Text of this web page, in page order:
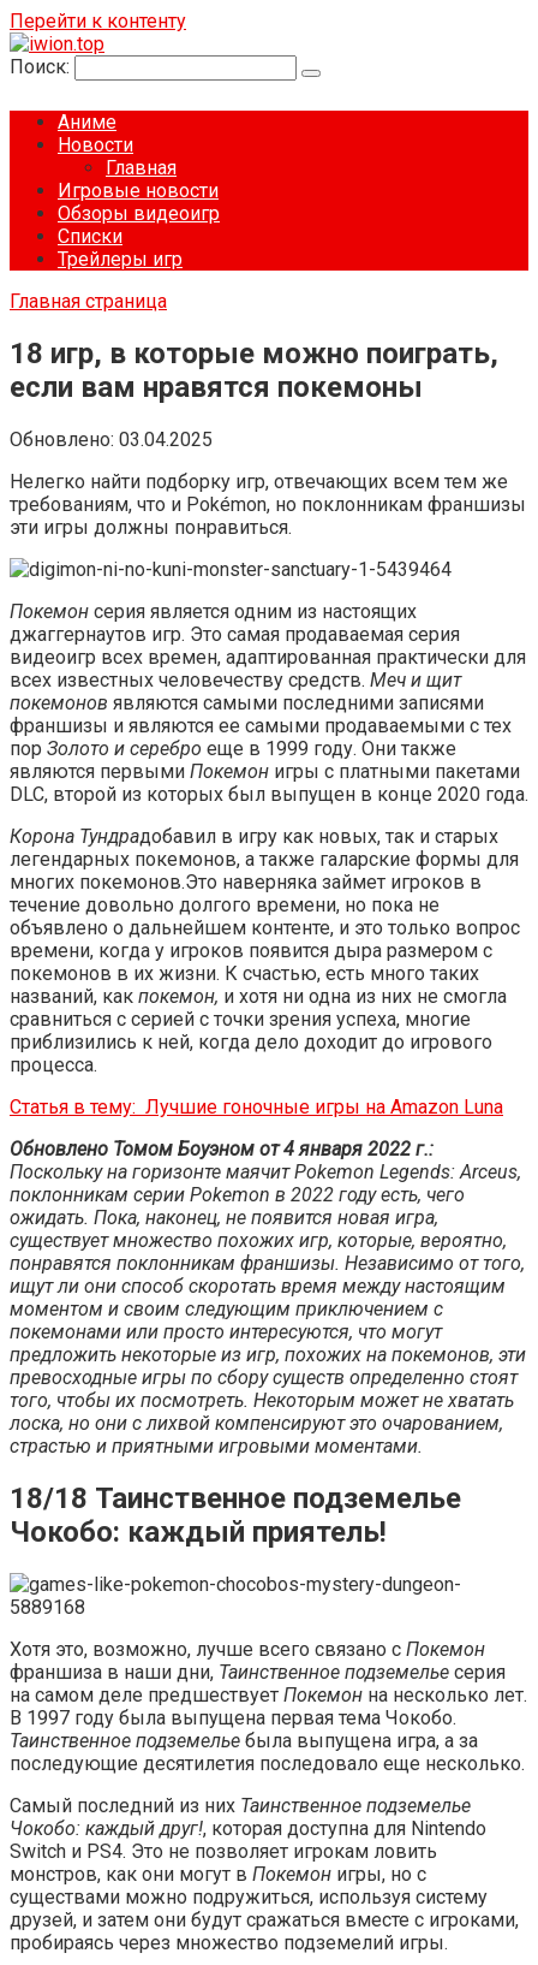
Перейти к контенту
Поиск:
Аниме
Новости
Главная
Игровые новости
Обзоры видеоигр
Списки
Трейлеры игр
Главная страница
18 игр, в которые можно поиграть,
если вам нравятся покемоны
Обновлено: 03.04.2025
Нелегко найти подборку игр, отвечающих всем тем же
требованиям, что и Pokémon, но поклонникам франшизы
эти игры должны понравиться.
Покемон серия является одним из настоящих
джаггернаутов игр. Это самая продаваемая серия
видеоигр всех времен, адаптированная практически для
всех известных человечеству средств. Меч и щит
покемонов являются самыми последними записями
франшизы и являются ее самыми продаваемыми с тех
пор Золото и серебро еще в 1999 году. Они также
являются первыми Покемон игры с платными пакетами
DLC, второй из которых был выпущен в конце 2020 года.
Корона Тундрадобавил в игру как новых, так и старых
легендарных покемонов, а также галарские формы для
многих покемонов.Это наверняка займет игроков в
течение довольно долгого времени, но пока не
объявлено о дальнейшем контенте, и это только вопрос
времени, когда у игроков появится дыра размером с
покемонов в их жизни. К счастью, есть много таких
названий, как покемон, и хотя ни одна из них не смогла
сравниться с серией с точки зрения успеха, многие
приблизились к ней, когда дело доходит до игрового
процесса.
Статья в тему: Лучшие гоночные игры на Amazon Luna
Обновлено Томом Боуэном от 4 января 2022 г.:
Поскольку на горизонте маячит Pokemon Legends: Arceus,
поклонникам серии Pokemon в 2022 году есть, чего
ожидать. Пока, наконец, не появится новая игра,
существует множество похожих игр, которые, вероятно,
понравятся поклонникам франшизы. Независимо от того,
ищут ли они способ скоротать время между настоящим
моментом и своим следующим приключением с
покемонами или просто интересуются, что могут
предложить некоторые из игр, похожих на покемонов, эти
превосходные игры по сбору существ определенно стоят
того, чтобы их посмотреть. Некоторым может не хватать
лоска, но они с лихвой компенсируют это очарованием,
страстью и приятными игровыми моментами.
18/18 Таинственное подземелье
Чокобо: каждый приятель!
Хотя это, возможно, лучше всего связано с Покемон
франшиза в наши дни, Таинственное подземелье серия
на самом деле предшествует Покемон на несколько лет.
В 1997 году была выпущена первая тема Чокобо.
Таинственное подземелье была выпущена игра, а за
последующие десятилетия последовало еще несколько.
Самый последний из них Таинственное подземелье
Чокобо: каждый друг!, которая доступна для Nintendo
Switch и PS4. Это не позволяет игрокам ловить
монстров, как они могут в Покемон игры, но с
существами можно подружиться, используя систему
друзей, и затем они будут сражаться вместе с игроками,
пробираясь через множество подземелий игры.